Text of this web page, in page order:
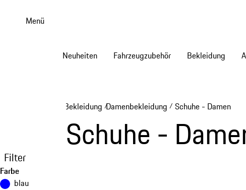
Hauptinhalt
Menü
Neuheiten Fahrzeugzubehör Bekleidung
Bekleidung /Damenbekleidung / Schuhe - Damen
Schuhe -
Filter
Farbe
blau